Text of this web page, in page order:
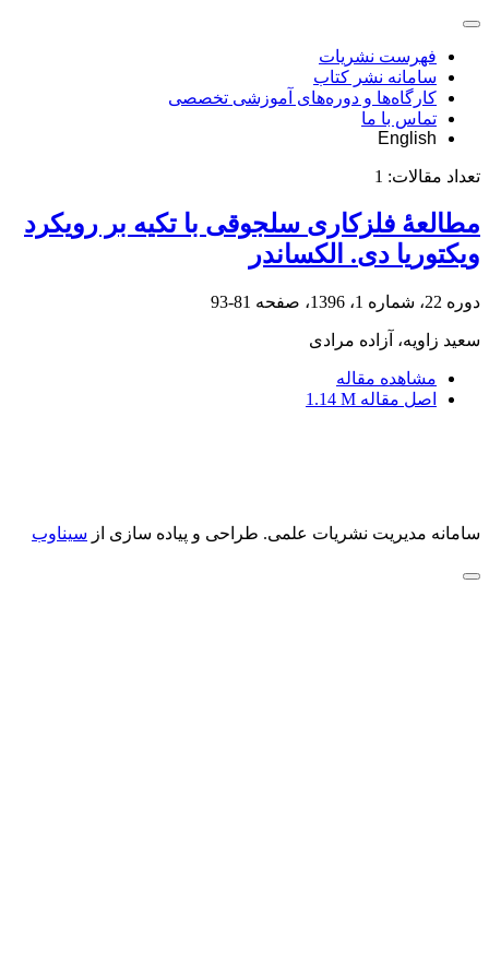
فهرست نشریات
سامانه نشر کتاب
کارگاه‌ها و دوره‌های آموزشی تخصصی
تماس با ما
English
تعداد مقالات: 1
مطالعۀ فلزکاری سلجوقی با تکیه بر رویکرد
ویکتوریا دی. الکساندر
دوره 22، شماره 1، 1396، صفحه 81-93
سعید زاویه، آزاده مرادی
مشاهده مقاله
اصل مقاله 1.14 M
سامانه مدیریت نشریات علمی. طراحی و پیاده سازی از سیناوب